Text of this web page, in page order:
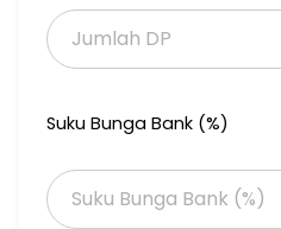
Suku Bunga Bank (%)